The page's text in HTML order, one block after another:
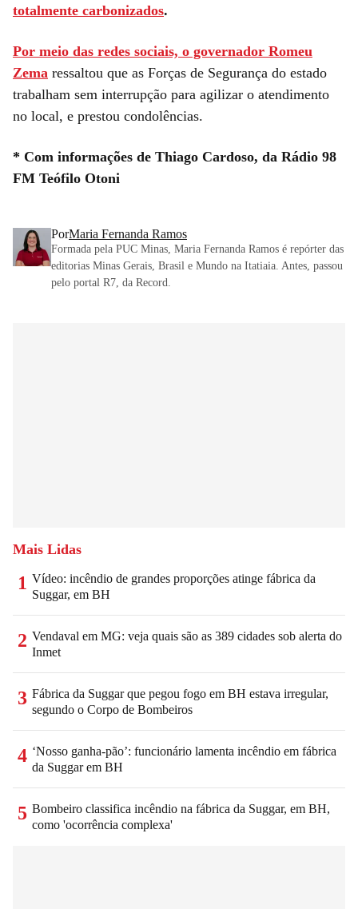
totalmente carbonizados.
Por meio das redes sociais, o governador Romeu
Zema ressaltou que as Forças de Segurança do estado
trabalham sem interrupção para agilizar o atendimento
no local, e prestou condolências.
* Com informações de Thiago Cardoso, da Rádio 98
FM Teófilo Otoni
PorMaria Fernanda Ramos
Formada pela PUC Minas, Maria Fernanda Ramos é repórter das
editorias Minas Gerais, Brasil e Mundo na Itatiaia. Antes, passou
pelo portal R7, da Record.
Mais Lidas
1 Vídeo: incêndio de grandes proporções atinge fábrica da
Suggar, em BH
2 Vendaval em MG: veja quais são as 389 cidades sob alerta do
Inmet
3 Fábrica da Suggar que pegou fogo em BH estava irregular,
segundo o Corpo de Bombeiros
4 ‘Nosso ganha-pão’: funcionário lamenta incêndio em fábrica
da Suggar em BH
5 Bombeiro classifica incêndio na fábrica da Suggar, em BH,
como 'ocorrência complexa'